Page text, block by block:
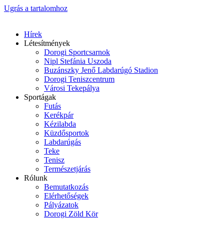
Ugrás a tartalomhoz
Hírek
Létesítmények
Dorogi Sportcsarnok
Nipl Stefánia Uszoda
Buzánszky Jenő Labdarúgó Stadion
Dorogi Teniszcentrum
Városi Tekepálya
Sportágak
Futás
Kerékpár
Kézilabda
Küzdősportok
Labdarúgás
Teke
Tenisz
Természetjárás
Rólunk
Bemutatkozás
Elérhetőségek
Pályázatok
Dorogi Zöld Kör